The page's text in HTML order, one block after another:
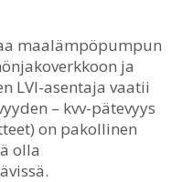
maalämpöpumpun
ja
LVI-asentaja vaatii
– kvv-pätevyys
on pakollinen
olla